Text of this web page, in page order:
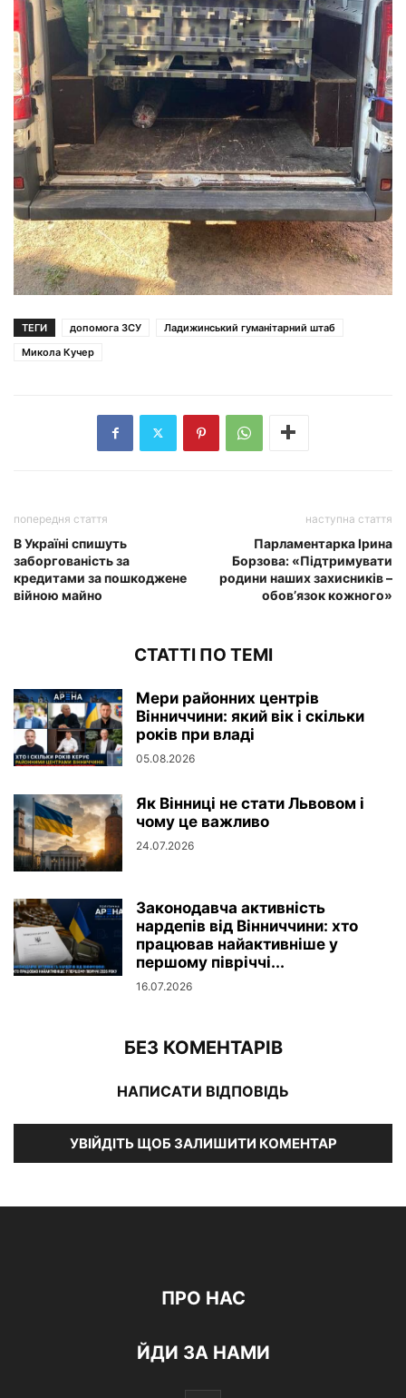
ТЕГИ допомога ЗСУ
Ладижинський гуманітарний штаб
Микола Кучер
попередня стаття
В Україні спишуть
заборгованість за
кредитами за пошкоджене
війною майно
наступна стаття
Парламентарка Ірина
Борзова: «Підтримувати
родини наших захисників –
обов’язок кожного»
СТАТТІ ПО ТЕМІ
Мери районних центрів
Вінниччини: який вік і скільки
років при владі
05.08.2026
Як Вінниці не стати Львовом і
чому це важливо
24.07.2026
Законодавча активність
нардепів від Вінниччини: хто
працював найактивніше у
першому півріччі...
16.07.2026
БЕЗ КОМЕНТАРІВ
НАПИСАТИ ВІДПОВІДЬ
УВІЙДІТЬ ЩОБ ЗАЛИШИТИ КОМЕНТАР
ПРО НАС
ЙДИ ЗА НАМИ